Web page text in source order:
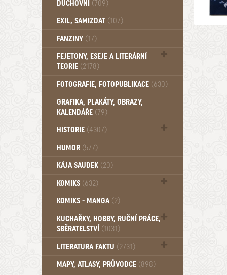
DUCHOVNÍ (709)
Okultismus (110)
EXIL, SAMIZDAT (107)
FANZINY (17)
FEJETONY, ESEJE A LITERÁRNÍ
TEORIE (2178)
Citáty, aforismy, snáře, přísloví,
FOTOGRAFIE, FOTOPUBLIKACE (630)
GRAFIKA, PLAKÁTY, OBRAZY,
KALENDÁŘE (79)
HISTORIE (4307)
Mytologie, Mýty, Báje, Pověsti (203)
HUMOR (577)
KÁJA SAUDEK (20)
KOMIKS (632)
Komiks - Čtyřlístek (234)
KOMIKS - MANGA (2)
KUCHAŘKY, HOBBY, RUČNÍ PRÁCE,
SBĚRATELSTVÍ (1031)
Dům a byt (102)
LITERATURA FAKTU (2731)
Katalogy (503)
MAPY, ATLASY, PRŮVODCE (898)